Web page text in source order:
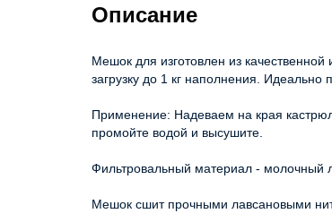
Описание
Мешок для изготовлен из
загрузку до 1 кг наполнения.
Применение: Надеваем на края
промойте водой и высушите.
Фильтровальный материал - молочный
Мешок сшит прочными лавсановыми